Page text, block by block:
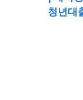
청년대